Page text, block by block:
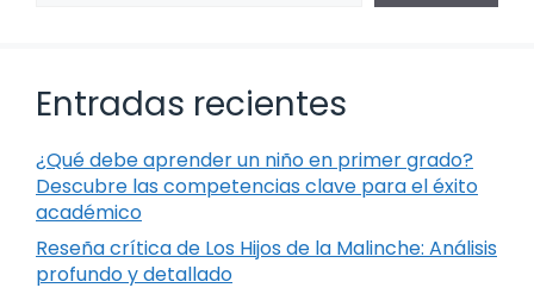
Entradas recientes
¿Qué debe aprender un niño en primer grado?
Descubre las competencias clave para el éxito
académico
Reseña crítica de Los Hijos de la Malinche: Análisis
profundo y detallado